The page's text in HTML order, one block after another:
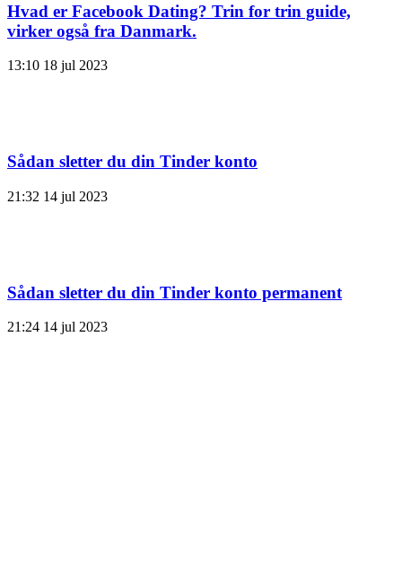
Hvad er Facebook Dating? Trin for trin guide,
virker også fra Danmark.
13:10 18 jul 2023
Sådan sletter du din Tinder konto
21:32 14 jul 2023
Sådan sletter du din Tinder konto permanent
21:24 14 jul 2023